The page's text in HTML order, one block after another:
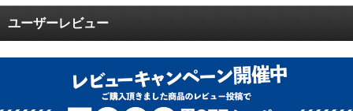
ユーザーレビュー